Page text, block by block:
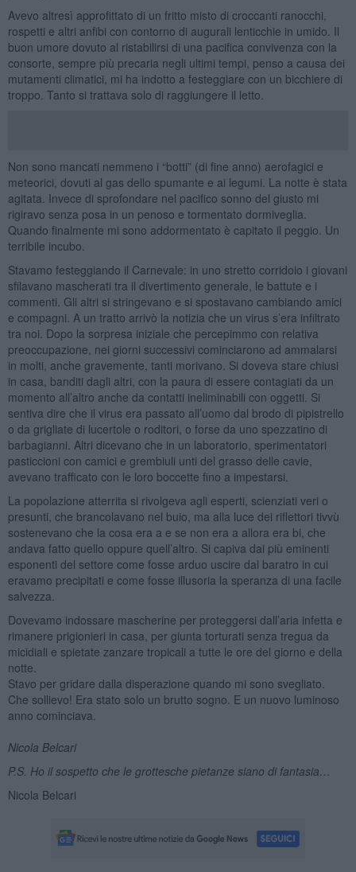
Avevo altresì approfittato di un fritto misto di croccanti ranocchi,
rospetti e altri anfibi con contorno di augurali lenticchie in umido. Il
buon umore dovuto al ristabilirsi di una pacifica convivenza con la
consorte, sempre più precaria negli ultimi tempi, penso a causa dei
mutamenti climatici, mi ha indotto a festeggiare con un bicchiere di
troppo. Tanto si trattava solo di raggiungere il letto.
Non sono mancati nemmeno i “botti” (di fine anno) aerofagici e
meteorici, dovuti al gas dello spumante e ai legumi. La notte è stata
agitata. Invece di sprofondare nel pacifico sonno del giusto mi
rigiravo senza posa in un penoso e tormentato dormiveglia.
Quando finalmente mi sono addormentato è capitato il peggio. Un
terribile incubo.
Stavamo festeggiando il Carnevale: in uno stretto corridoio i giovani
sfilavano mascherati tra il divertimento generale, le battute e i
commenti. Gli altri si stringevano e si spostavano cambiando amici
e compagni. A un tratto arrivò la notizia che un virus s’era infiltrato
tra noi. Dopo la sorpresa iniziale che percepimmo con relativa
preoccupazione, nei giorni successivi cominciarono ad ammalarsi
in molti, anche gravemente, tanti morivano. Si doveva stare chiusi
in casa, banditi dagli altri, con la paura di essere contagiati da un
momento all’altro anche da contatti ineliminabili con oggetti. Si
sentiva dire che il virus era passato all’uomo dal brodo di pipistrello
o da grigliate di lucertole o roditori, o forse da uno spezzatino di
barbagianni. Altri dicevano che in un laboratorio, sperimentatori
pasticcioni con camici e grembiuli unti del grasso delle cavie,
avevano trafficato con le loro boccette fino a impestarsi.
La popolazione atterrita si rivolgeva agli esperti, scienziati veri o
presunti, che brancolavano nel buio, ma alla luce dei riflettori tivvù
sostenevano che la cosa era a e se non era a allora era bi, che
andava fatto quello oppure quell’altro. Si capiva dai più eminenti
esponenti del settore come fosse arduo uscire dal baratro in cui
eravamo precipitati e come fosse illusoria la speranza di una facile
salvezza.
Dovevamo indossare mascherine per proteggersi dall’aria infetta e
rimanere prigionieri in casa, per giunta torturati senza tregua da
micidiali e spietate zanzare tropicali a tutte le ore del giorno e della
notte.
Stavo per gridare dalla disperazione quando mi sono svegliato.
Che sollievo! Era stato solo un brutto sogno. E un nuovo luminoso
anno cominciava.
Nicola Belcari
P.S. Ho il sospetto che le grottesche pietanze siano di fantasia…
Nicola Belcari